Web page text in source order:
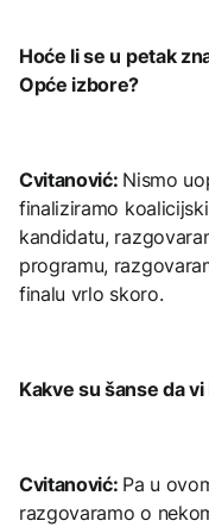
Hoće li se u petak
Opće izbore?
Cvitanović: Nismo
finaliziramo
kandidatu,
programu,
finalu vrlo skoro.
Kakve su šanse da
Cvitanović: Pa u
razgovaramo o